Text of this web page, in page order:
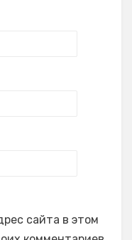
сайта в этом